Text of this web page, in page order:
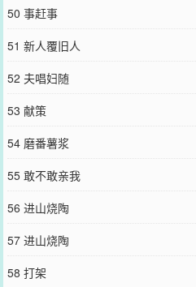
50 事赶事
51 新人覆旧人
52 夫唱妇随
53 献策
54 磨番薯浆
55 敢不敢亲我
56 进山烧陶
57 进山烧陶
58 打架